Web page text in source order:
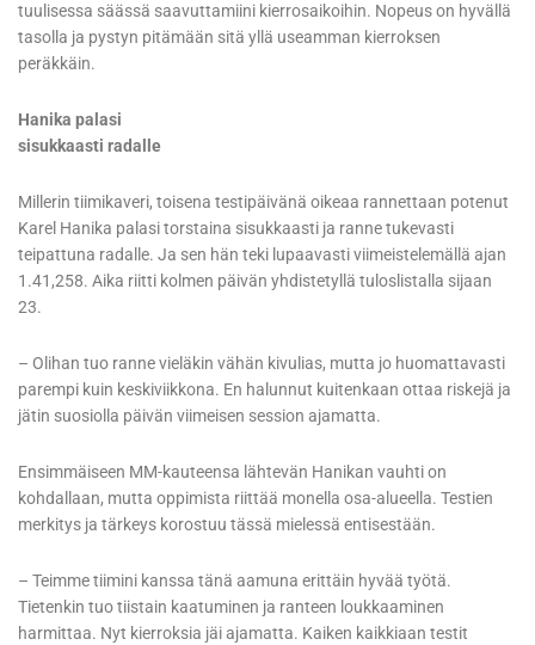
tuulisessa säässä saavuttamiini kierrosaikoihin. Nopeus on hyvällä
tasolla ja pystyn pitämään sitä yllä useamman kierroksen
peräkkäin.
Hanika palasi
sisukkaasti radalle
Millerin tiimikaveri, toisena testipäivänä oikeaa rannettaan potenut
Karel Hanika palasi torstaina sisukkaasti ja ranne tukevasti
teipattuna radalle. Ja sen hän teki lupaavasti viimeistelemällä ajan
1.41,258. Aika riitti kolmen päivän yhdistetyllä tuloslistalla sijaan
23.
– Olihan tuo ranne vieläkin vähän kivulias, mutta jo huomattavasti
parempi kuin keskiviikkona. En halunnut kuitenkaan ottaa riskejä ja
jätin suosiolla päivän viimeisen session ajamatta.
Ensimmäiseen MM-kauteensa lähtevän Hanikan vauhti on
kohdallaan, mutta oppimista riittää monella osa-alueella. Testien
merkitys ja tärkeys korostuu tässä mielessä entisestään.
– Teimme tiimini kanssa tänä aamuna erittäin hyvää työtä.
Tietenkin tuo tiistain kaatuminen ja ranteen loukkaaminen
harmittaa. Nyt kierroksia jäi ajamatta. Kaiken kaikkiaan testit